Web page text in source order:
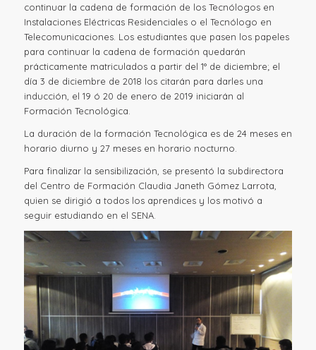
continuar la cadena de formación de los Tecnólogos en
Instalaciones Eléctricas Residenciales o el Tecnólogo en
Telecomunicaciones. Los estudiantes que pasen los papeles
para continuar la cadena de formación quedarán
prácticamente matriculados a partir del 1° de diciembre; el
día 3 de diciembre de 2018 los citarán para darles una
inducción, el 19 ó 20 de enero de 2019 iniciarán al
Formación Tecnológica.
La duración de la formación Tecnológica es de 24 meses en
horario diurno y 27 meses en horario nocturno.
Para finalizar la sensibilización, se presentó la subdirectora
del Centro de Formación Claudia Janeth Gómez Larrota,
quien se dirigió a todos los aprendices y los motivó a
seguir estudiando en el SENA.